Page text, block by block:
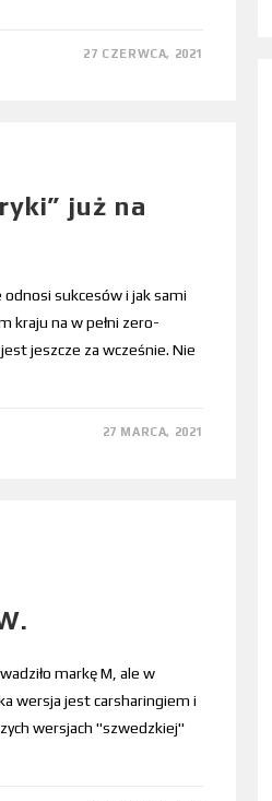
27 CZERWCA, 2021
już na
sukcesów i jak sami
kraju na w pełni zero-
jeszcze za wcześnie. Nie
27 MARCA, 2021
markę M, ale w
wersja jest carsharingiem i
wersjach "szwedzkiej"